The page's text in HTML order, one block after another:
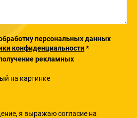
персональных данных
конфиденциальности*
рекламных
на картинке
я выражаю согласие на